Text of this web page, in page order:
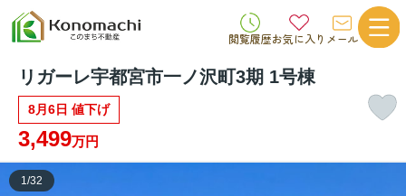
閲覧履歴お気に入り メール
リガーレ宇都宮市一ノ沢町3期 1号棟
8月6日 値下げ
3,499万円
1 /32